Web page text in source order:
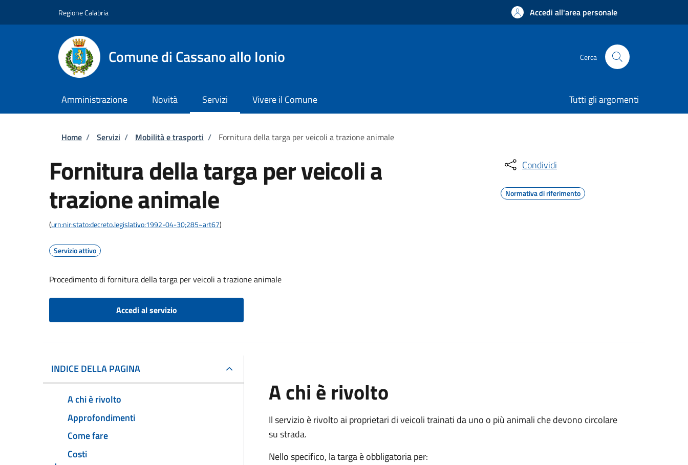
Regione Calabria Accedi all'area personale
Comune di Cassano allo Ionio Cerca
Amministrazione Novità Servizi Vivere il Comune Tutti gli argomenti
Briciole di pane
Home / Servizi / Mobilità e trasporti / Fornitura della targa per veicoli a trazione animale
Fornitura della targa per veicoli a
trazione animale
(urn:nir:stato:decreto.legislativo:1992-04-30;285~art67)
Servizio attivo
Procedimento di fornitura della targa per veicoli a trazione animale
Accedi al servizio
Condividi
Normativa di riferimento
INDICE DELLA PAGINA
A chi è rivolto
Approfondimenti
Come fare
Costi
A chi è rivolto
Il servizio è rivolto ai proprietari di veicoli trainati da uno o più animali che devono circolare
su strada.
Nello specifico, la targa è obbligatoria per: